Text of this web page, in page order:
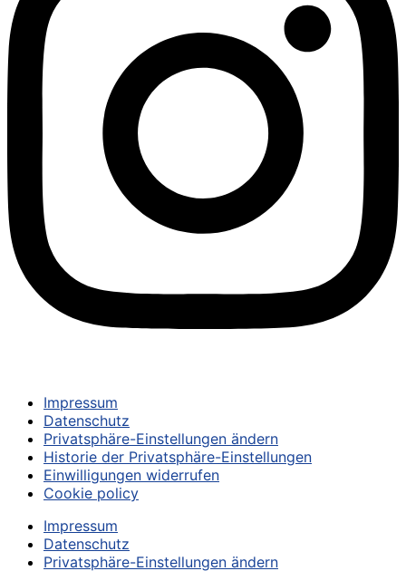
Impressum
Datenschutz
Privatsphäre-Einstellungen ändern
Historie der Privatsphäre-Einstellungen
Einwilligungen widerrufen
Cookie policy
Impressum
Datenschutz
Privatsphäre-Einstellungen ändern